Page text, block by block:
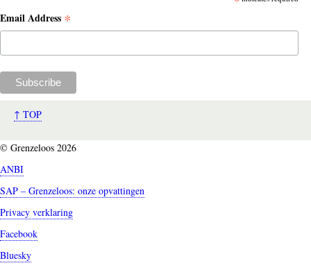
Email Address *
↑ TOP
© Grenzeloos 2026
ANBI
SAP – Grenzeloos: onze opvattingen
Privacy verklaring
Facebook
Bluesky